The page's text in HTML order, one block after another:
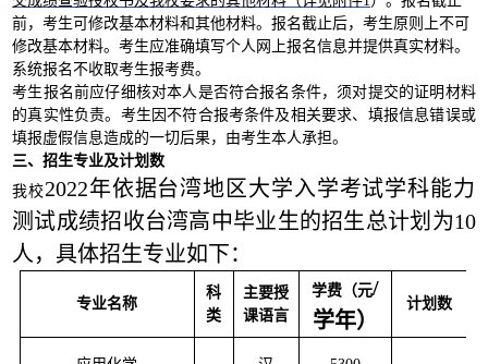
前，考生可修改基本材料和其他材料。报名截止后，考生原则上不可
修改基本材料。考生应准确填写个人网上报名信息并提供真实材料。
系统报名不收取考生报考费。
考生报名前应仔细核对本人是否符合报名条件，须对提交的证明材料
的真实性负责。考生因不符合报考条件及相关要求、填报信息错误或
填报虚假信息造成的一切后果，由考生本人承担。
三、招生专业及计划数
我校2022年依据台湾地区大学入学考试学科能力
测试成绩招收台湾高中毕业生的招生总计划为10
人，具体招生专业如下：
专业名称
科
类
主要授
课语言
学费（元/
学年）
计划数